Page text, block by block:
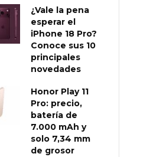
¿Vale la pena
esperar el
iPhone 18 Pro?
Conoce sus 10
principales
novedades
Honor Play 11
Pro: precio,
batería de
7.000 mAh y
solo 7,34 mm
de grosor